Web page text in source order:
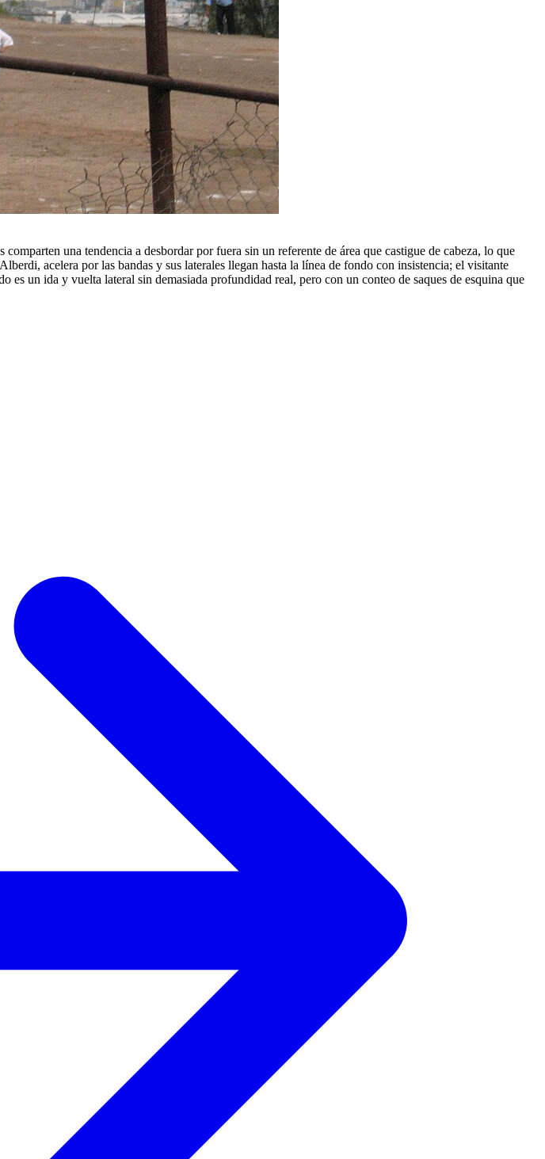
comparten una tendencia a desbordar por fuera sin un referente de área que castigue de cabeza, lo que
acelera por las bandas y sus laterales llegan hasta la línea de fondo con insistencia; el visitante
un ida y vuelta lateral sin demasiada profundidad real, pero con un conteo de saques de esquina que